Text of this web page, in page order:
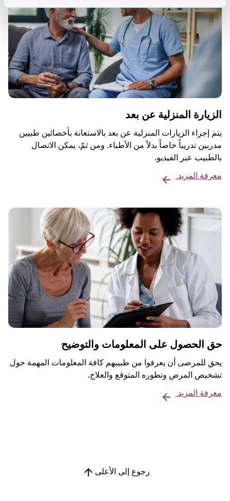
الزيارة المنزلية عن بعد
يتم إجراء الزيارات المنزلية عن بعد بالاستعانة بأخصائين طبيين
مدربين تدريباً خاصاً بدلاً من الأطباء. ومن ثمّ، يمكن الاتصال
بالطبيب عبر الفيديو.
معرفة المزيد
حق الحصول على المعلومات والتوضيح
يحق للمرضى أن يعرفوا من طبيبهم كافة المعلومات المهمة حول
تشخيص المرض وتطوره المتوقع والعلاج.
معرفة المزيد
رجوع إلى الأعلى